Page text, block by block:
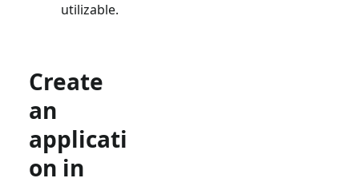
utilizable.
Create
an
applicati
on in